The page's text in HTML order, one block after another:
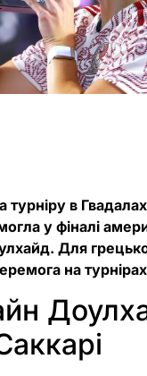
турніру в
у фіналі
Для
на турнірах